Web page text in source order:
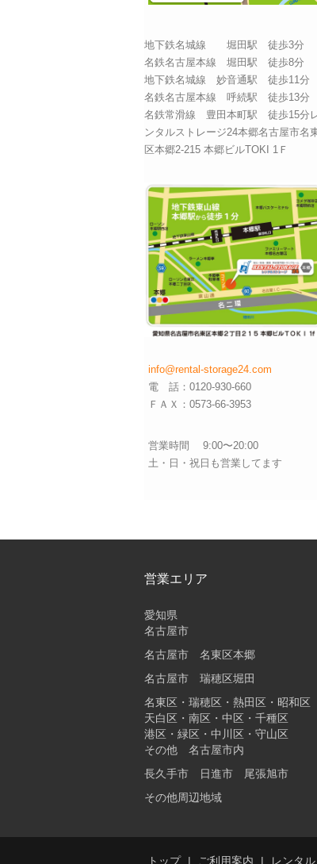
地下鉄名城線 堀田駅 徒歩3分
名鉄名古屋本線 堀田駅 徒歩8分
地下鉄名城線 妙音通駅 徒歩11分
名鉄名古屋本線 呼続駅 徒歩13分
名鉄常滑線 豊田本町駅 徒歩15分
ンタルストレージ24本郷名古屋市名
区本郷2-215 本郷ビルTOKI 1Ｆ
info@rental-storage24.com
電 話：0120-930-660
ＦＡＸ：0573-66-3953
営業時間 9:00〜20:00
土・日・祝日も営業してます
営業エリア
愛知県
名古屋市
名古屋市 名東区本郷
名古屋市 瑞穂区堀田
名東区・瑞穂区・熱田区・昭和区
天白区・南区・中区・千種区
港区・緑区・中川区・守山区
その他 名古屋市内
長久手市 日進市 尾張旭市
その他周辺地域
トップ ご利用案内 レンタ